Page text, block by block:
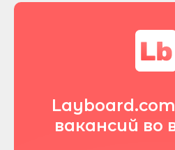
вакансий во